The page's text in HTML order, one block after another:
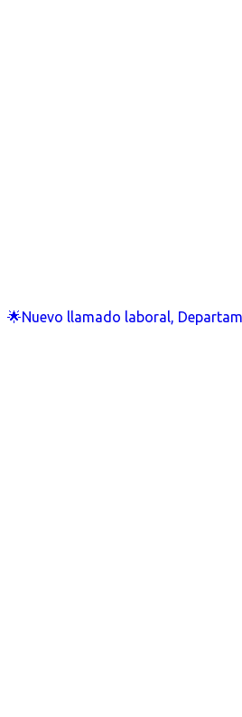
🌟Nuevo llamado laboral,